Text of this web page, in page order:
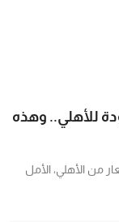
للأهلي.. وهذه
من الأهلي، الأمل